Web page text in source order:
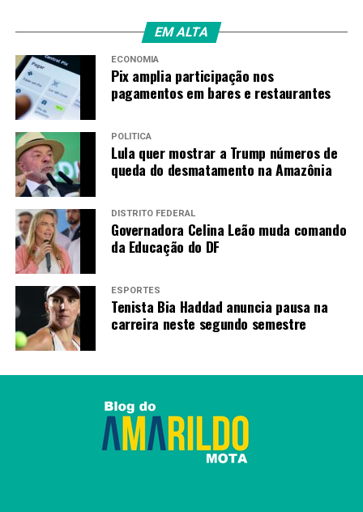
EM ALTA
ECONOMIA
Pix amplia participação nos
pagamentos em bares e restaurantes
POLÍTICA
Lula quer mostrar a Trump números de
queda do desmatamento na Amazônia
DISTRITO FEDERAL
Governadora Celina Leão muda comando
da Educação do DF
ESPORTES
Tenista Bia Haddad anuncia pausa na
carreira neste segundo semestre